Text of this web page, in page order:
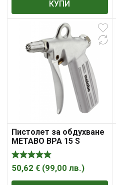
КУПИ
Пистолет за обдухване
METABO BPA 15 S
50,62 € (99,00 лв.)